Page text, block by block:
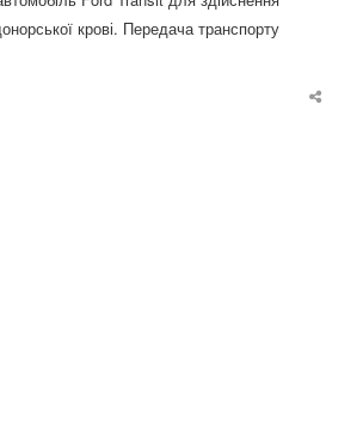
крові. Передача транспорту
Share